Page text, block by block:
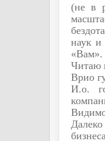
(не в
наук и
«Вам».
Читаю
Врио
И.о.